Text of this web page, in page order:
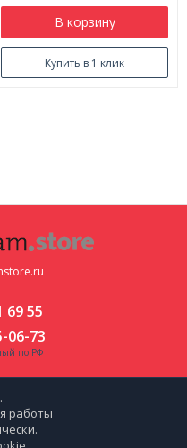
В корзину
Купить в 1 клик
69 55
06-73
по РФ
работы